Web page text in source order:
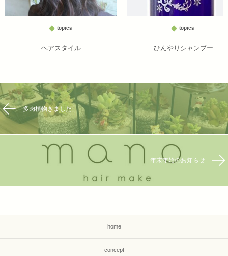
topics
ヘアスタイル
topics
ひんやりシャンプー
多肉植物きました
年末年始のお知らせ
home
concept